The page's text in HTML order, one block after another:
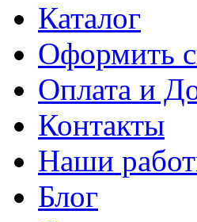
Каталог
Оформить
Оплата и
Контакты
Наши
Блог